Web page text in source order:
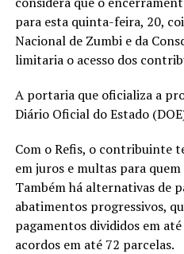
para esta quinta-feira, 20,
Nacional de Zumbi e da
limitaria o acesso dos
A portaria que oficializa a
Diário Oficial do Estado
Com o Refis, o contribuinte
em juros e multas para
Também há alternativas de
abatimentos progressivos,
pagamentos divididos em
acordos em até 72 parcelas.